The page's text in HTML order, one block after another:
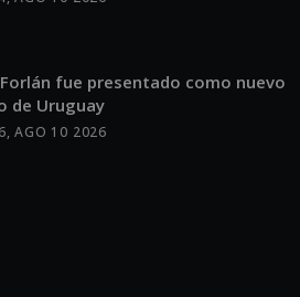
fue presentado como nuevo
de Uruguay
AGO 10 2026